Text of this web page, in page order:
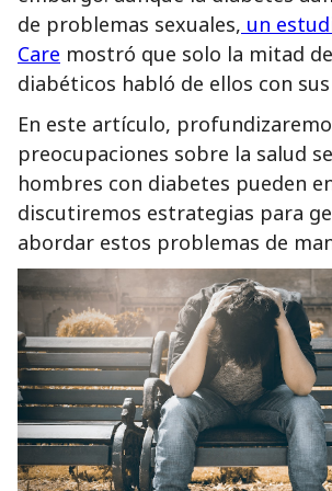
de problemas sexuales, un
Care mostró que solo la mitad
diabéticos habló de ellos con
En este artículo,
preocupaciones sobre la salud
hombres con diabetes pueden
discutiremos estrategias para
abordar estos problemas de